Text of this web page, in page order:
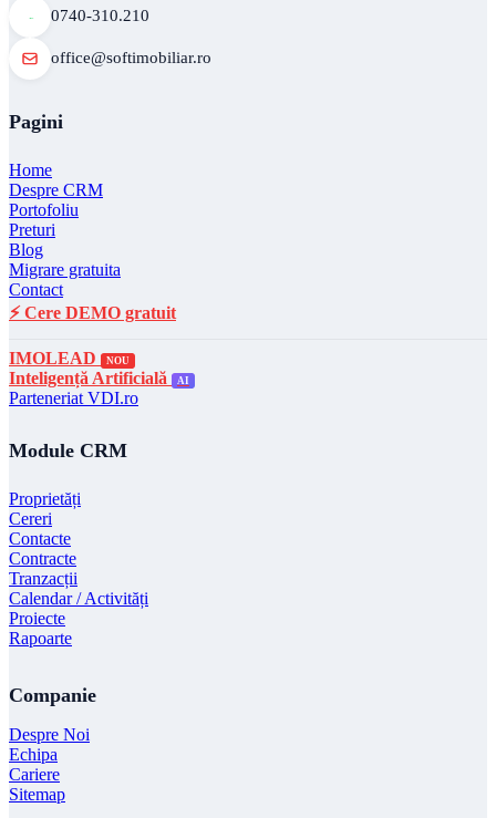
0740-310.210
office@softimobiliar.ro
Pagini
Home
Despre CRM
Portofoliu
Preturi
Blog
Migrare gratuita
Contact
⚡ Cere DEMO gratuit
IMOLEAD NOU
Inteligență Artificială AI
Parteneriat VDI.ro
Module CRM
Proprietăți
Cereri
Contacte
Contracte
Tranzacții
Calendar / Activități
Proiecte
Rapoarte
Companie
Despre Noi
Echipa
Cariere
Sitemap